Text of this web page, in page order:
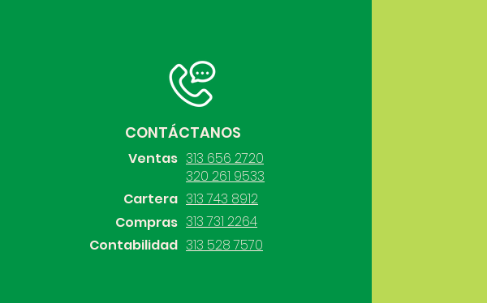
CONTÁCTANOS
Ventas 313 656 2720
320 261 9533
Cartera
Compras
Contabilidad
313 743 8912
313 731 2264
313 528 7570